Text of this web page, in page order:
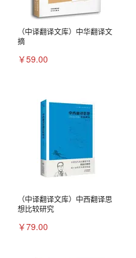
（中译翻译文库）中华翻译文
摘
￥59.00
（中译翻译文库）中西翻译思
想比较研究
￥79.00